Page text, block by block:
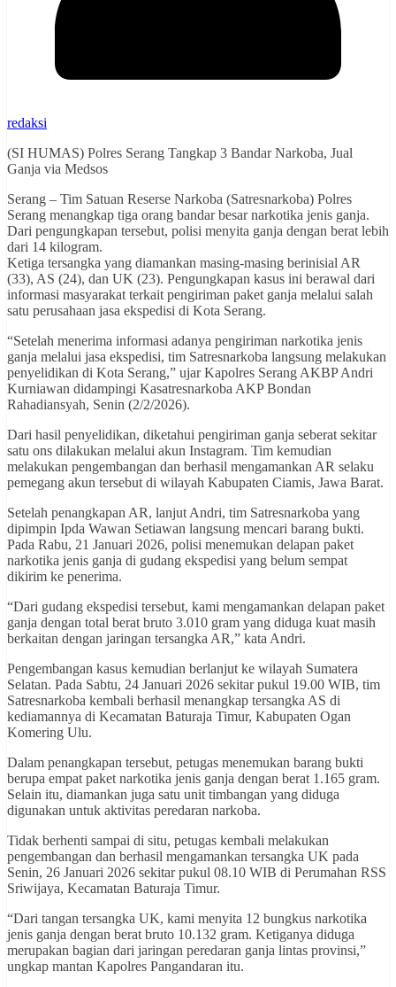
redaksi
(SI HUMAS) Polres Serang Tangkap 3 Bandar Narkoba, Jual
Ganja via Medsos
Serang – Tim Satuan Reserse Narkoba (Satresnarkoba) Polres
Serang menangkap tiga orang bandar besar narkotika jenis ganja.
Dari pengungkapan tersebut, polisi menyita ganja dengan berat lebih
dari 14 kilogram.
Ketiga tersangka yang diamankan masing-masing berinisial AR
(33), AS (24), dan UK (23). Pengungkapan kasus ini berawal dari
informasi masyarakat terkait pengiriman paket ganja melalui salah
satu perusahaan jasa ekspedisi di Kota Serang.
“Setelah menerima informasi adanya pengiriman narkotika jenis
ganja melalui jasa ekspedisi, tim Satresnarkoba langsung melakukan
penyelidikan di Kota Serang,” ujar Kapolres Serang AKBP Andri
Kurniawan didampingi Kasatresnarkoba AKP Bondan
Rahadiansyah, Senin (2/2/2026).
Dari hasil penyelidikan, diketahui pengiriman ganja seberat sekitar
satu ons dilakukan melalui akun Instagram. Tim kemudian
melakukan pengembangan dan berhasil mengamankan AR selaku
pemegang akun tersebut di wilayah Kabupaten Ciamis, Jawa Barat.
Setelah penangkapan AR, lanjut Andri, tim Satresnarkoba yang
dipimpin Ipda Wawan Setiawan langsung mencari barang bukti.
Pada Rabu, 21 Januari 2026, polisi menemukan delapan paket
narkotika jenis ganja di gudang ekspedisi yang belum sempat
dikirim ke penerima.
“Dari gudang ekspedisi tersebut, kami mengamankan delapan paket
ganja dengan total berat bruto 3.010 gram yang diduga kuat masih
berkaitan dengan jaringan tersangka AR,” kata Andri.
Pengembangan kasus kemudian berlanjut ke wilayah Sumatera
Selatan. Pada Sabtu, 24 Januari 2026 sekitar pukul 19.00 WIB, tim
Satresnarkoba kembali berhasil menangkap tersangka AS di
kediamannya di Kecamatan Baturaja Timur, Kabupaten Ogan
Komering Ulu.
Dalam penangkapan tersebut, petugas menemukan barang bukti
berupa empat paket narkotika jenis ganja dengan berat 1.165 gram.
Selain itu, diamankan juga satu unit timbangan yang diduga
digunakan untuk aktivitas peredaran narkoba.
Tidak berhenti sampai di situ, petugas kembali melakukan
pengembangan dan berhasil mengamankan tersangka UK pada
Senin, 26 Januari 2026 sekitar pukul 08.10 WIB di Perumahan RSS
Sriwijaya, Kecamatan Baturaja Timur.
“Dari tangan tersangka UK, kami menyita 12 bungkus narkotika
jenis ganja dengan berat bruto 10.132 gram. Ketiganya diduga
merupakan bagian dari jaringan peredaran ganja lintas provinsi,”
ungkap mantan Kapolres Pangandaran itu.